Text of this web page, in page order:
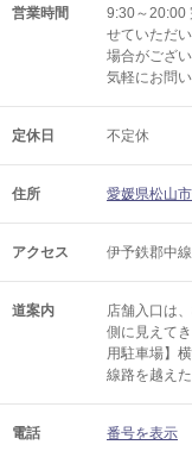
営業時間
9:30～20:00
せていただ
場合がござ
気軽にお問
定休日 不定休
住所 愛媛県松山
アクセス 伊予鉄郡中
道案内
店舗入口は
側に見えて
用駐車場】
線路を越え
電話 番号を表示